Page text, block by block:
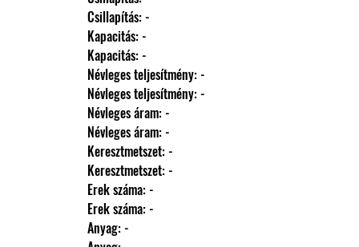
                Csillapítás: -
                Kapacitás: -
                Kapacitás: -
                Névleges teljesítmény: -
                Névleges teljesítmény: -
                Névleges áram: -
                Névleges áram: -
                Keresztmetszet: -
                Keresztmetszet: -
                Erek száma: -
                Erek száma: -
                Anyag: -